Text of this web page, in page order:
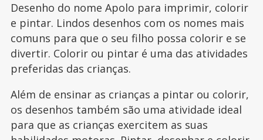
Desenho do nome Apolo para imprimir, colorir
e pintar. Lindos desenhos com os nomes mais
comuns para que o seu filho possa colorir e se
divertir. Colorir ou pintar é uma das atividades
preferidas das crianças.
Além de ensinar as crianças a pintar ou colorir,
os desenhos também são uma atividade ideal
para que as crianças exercitem as suas